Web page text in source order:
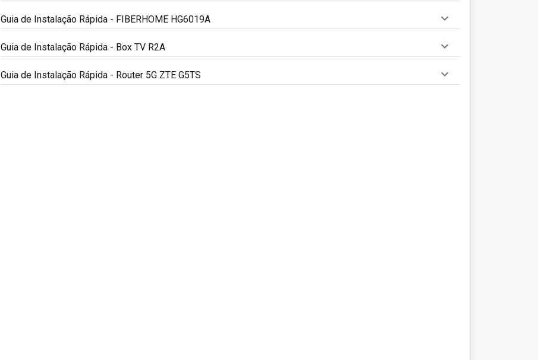
Guia de Instalação Rápida - FIBERHOME HG6019A
Guia de Instalação Rápida - Box TV R2A
Guia de Instalação Rápida - Router 5G ZTE G5TS